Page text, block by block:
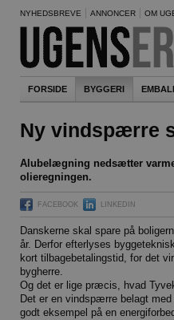
NYHEDSBREVE ANNONCER OM
FORSIDE BYGGERI
Ny vindspærre
Alubelægning nedsætter
olieregningen.
FACEBOOK LINKEDIN
Danskerne skal spare på
år. Derfor efterlyses
kort tilbagebetalingstid, for det
bygherre.
Og det er lige præcis, hvad
Det er en vindspærre belagt
godt eksempel på en